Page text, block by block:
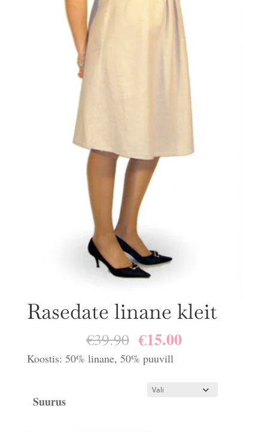
Rasedate linane kleit
€39.90 Algne
hind
€39.90.
€15.00Praegune
€15.00.
Koostis: 50% linane, 50% puuvill
Suurus